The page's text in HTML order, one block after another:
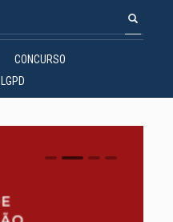
CONCURSO
LGPD
0 1 2